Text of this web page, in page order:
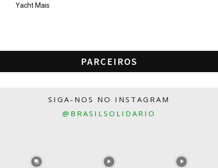
Yacht Mais
PARCEIROS
SIGA-NOS NO INSTAGRAM
@BRASILSOLIDARIO